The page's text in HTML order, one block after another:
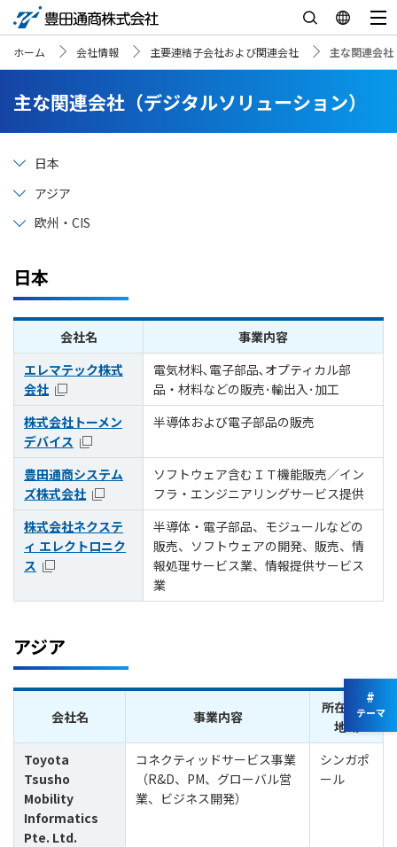
ホーム 会社情報 主要連結子会社および関連会社 主な関連会
主な関連会社（デジタルソリューション）
日本
アジア
欧州・CIS
日本
会社名
事業内容
エレマテック株式
会社
電気材料､電子部品､オプティカル部
品・材料などの販売･輸出入･加工
株式会社トーメン
デバイス
半導体および電子部品の販売
豊田通商システム
ズ株式会社
ソフトウェア含むＩＴ機能販売／イン
フラ・エンジニアリングサービス提供
株式会社ネクステ
ィ エレクトロニク
ス
半導体・電子部品、モジュールなどの
販売、ソフトウェアの開発、販売、情
報処理サービス業、情報提供サービス
業
アジア
会社名 事業内容
所在国・
地域
Toyota
Tsusho
Mobility
Informatics
Pte. Ltd.
コネクティッドサービス事業
（R&D、PM、グローバル営
業、ビジネス開発）
シンガポ
ール
#
テーマ